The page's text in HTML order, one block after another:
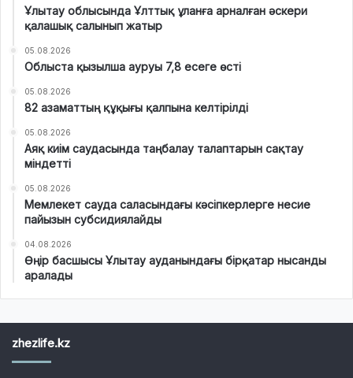
Ұлытау облысында Ұлттық ұланға арналған әскери
қалашық салынып жатыр
05.08.2026
Облыста қызылша ауруы 7,8 есеге өсті
05.08.2026
82 азаматтың құқығы қалпына келтірілді
05.08.2026
Аяқ киім саудасында таңбалау талаптарын сақтау
міндетті
05.08.2026
Мемлекет сауда саласындағы кәсіпкерлерге несие
пайызын субсидиялайды
04.08.2026
Өңір басшысы Ұлытау ауданындағы бірқатар нысанды
аралады
zhezlife.kz